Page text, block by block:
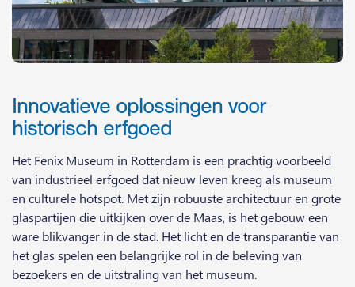
Innovatieve oplossingen voor
historisch erfgoed
Het Fenix Museum in Rotterdam is een prachtig voorbeeld
van industrieel erfgoed dat nieuw leven kreeg als museum
en culturele hotspot. Met zijn robuuste architectuur en grote
glaspartijen die uitkijken over de Maas, is het gebouw een
ware blikvanger in de stad. Het licht en de transparantie van
het glas spelen een belangrijke rol in de beleving van
bezoekers en de uitstraling van het museum.